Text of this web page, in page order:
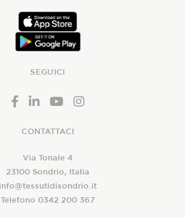
SEGUICI
CONTATTACI
Via Tonale 4
23100 Sondrio, Italia
info@tessutidisondrio.it
Telefono 0342 200 367